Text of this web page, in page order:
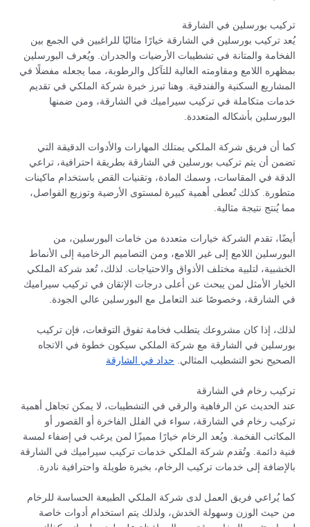
تركيب بورسلين في الشارقة
يُعد تركيب بورسلين في الشارقة خيارًا مثاليًا للراغبين في الجمع بين
الفخامة والمتانة في تشطيبات الأرضيات والجدران. ويُعرف البورسلين
بمظهره اللامع ومقاومته العالية للتآكل والرطوبة، مما يجعله مفضلًا في
المشاريع السكنية والفندقية. وهنا تبرز خبرة شركة الملكي في تقديم
خدمات متكاملة في تركيب سيراميك في الشارقة، ومن ضمنها
البورسلين بأشكاله المتعددة.
كما أن فريق شركة الملكي يمتلك المهارات والأدوات الدقيقة التي
تضمن أن يتم تركيب بورسلين في الشارقة بطريقة احترافية، تراعي
الدقة في المقاسات، وسمك المادة، وتقنيات القص باستخدام ماكينات
متطورة. كذلك تُعطى أهمية كبيرة لمستوى الأرضية وتوزيع الفواصل،
مما يُنتج نتيجة مثالية.
أيضًا، تقدم الشركة خيارات متعددة من خامات البورسلين، من
البورسلين اللامع إلى غير اللامع، ومن التصاميم الرخامية إلى الأنماط
الخشبية، لتلبية مختلف الأذواق والاحتياجات. لذلك، تُعد شركة الملكي
الخيار الأمثل لمن يبحث عن أعلى درجات الإتقان في تركيب سيراميك
في الشارقة، وخصوصًا عند التعامل مع البورسلين عالي الجودة.
لذلك، إذا كان مشروعك يتطلب فخامة تفوق التوقعات، فإن تركيب
بورسلين في الشارقة مع شركة الملكي سيكون خطوة في الاتجاه
الصحيح نحو التشطيب المثالي. حداد في الشارقة
تركيب رخام في الشارقة
عند الحديث عن الرفاهية والرقي في التشطيبات، لا يمكن تجاهل أهمية
تركيب رخام في الشارقة، سواء في الفلل الفاخرة أو القصور أو
المكاتب الفخمة. ويُعد الرخام خيارًا مميزًا لمن يرغب في إضفاء لمسة
فنية دائمة. وتُقدم شركة الملكي خدمات تركيب سيراميك في الشارقة
بالإضافة إلى خدمات تركيب الرخام، بخبرة طويلة واحترافية نادرة.
كما يُراعي فريق العمل لدى شركة الملكي الطبيعة الحساسة للرخام
من حيث الوزن وسهولة الخدش، ولذلك يتم استخدام أدوات خاصة